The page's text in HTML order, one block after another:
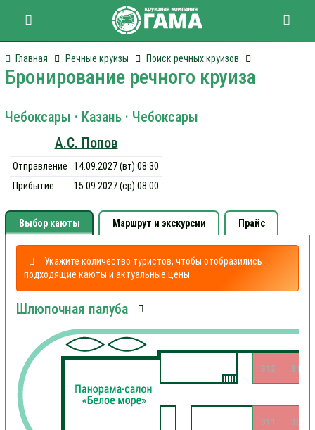
Главная Речные круизы Поиск речных круизов
Бронирование речного круиза
Чебоксары · Казань · Чебоксары
А.С. Попов
Отправление
14.09.2027 (вт) 08:30
Прибытие
15.09.2027 (ср) 08:00
Выбор каюты Маршрут и экскурсии Прайс
Укажите количество туристов, чтобы отобразились
подходящие каюты и актуальные цены
Шлюпочная палуба
309
310
311
312